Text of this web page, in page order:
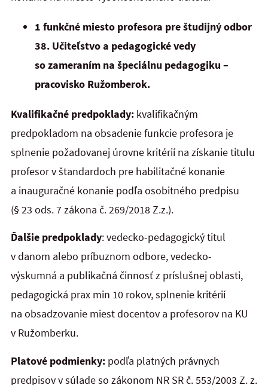
1 funkčné miesto profesora pre študijný odbor
38. Učiteľstvo a pedagogické vedy
so zameraním na špeciálnu pedagogiku –
pracovisko Ružomberok.
Kvalifikačné predpoklady: kvalifikačným
predpokladom na obsadenie funkcie profesora je
splnenie požadovanej úrovne kritérií na získanie titulu
profesor v štandardoch pre habilitačné konanie
a inauguračné konanie podľa osobitného predpisu
(§ 23 ods. 7 zákona č. 269/2018 Z.z.).
Ďalšie predpoklady: vedecko-pedagogický titul
v danom alebo príbuznom odbore, vedecko-
výskumná a publikačná činnosť z príslušnej oblasti,
pedagogická prax min 10 rokov, splnenie kritérií
na obsadzovanie miest docentov a profesorov na KU
v Ružomberku.
Platové podmienky: podľa platných právnych
predpisov v súlade so zákonom NR SR č. 553/2003 Z. z.